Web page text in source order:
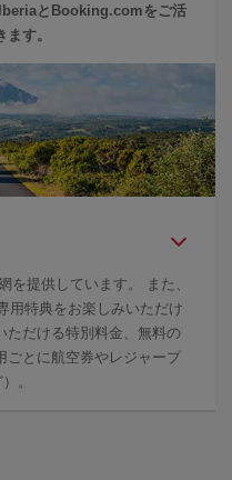
IberiaとBooking.comをご活
す。
を提供しています。 また、
用特典をお楽しみいただけ
ただける特別料金、無料の
ごとに航空券やレジャープ
。